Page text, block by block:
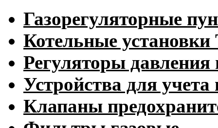
Газорегуляторные
Котельные
Регуляторы давления
Устройства для учета
Клапаны